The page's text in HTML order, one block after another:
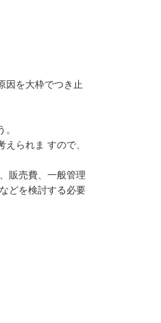
因を大枠でつき止
られま すので、
販売費、一般管理
どを検討する必要